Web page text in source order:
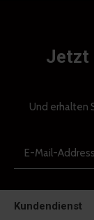
Jetzt
Und erhalten
Kundendienst